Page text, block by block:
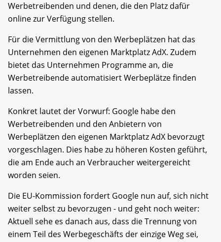
Werbetreibenden und denen, die den Platz dafür
online zur Verfügung stellen.
Für die Vermittlung von den Werbeplätzen hat das
Unternehmen den eigenen Marktplatz AdX. Zudem
bietet das Unternehmen Programme an, die
Werbetreibende automatisiert Werbeplätze finden
lassen.
Konkret lautet der Vorwurf: Google habe den
Werbetreibenden und den Anbietern von
Werbeplätzen den eigenen Marktplatz AdX bevorzugt
vorgeschlagen. Dies habe zu höheren Kosten geführt,
die am Ende auch an Verbraucher weitergereicht
worden seien.
Die EU-Kommission fordert Google nun auf, sich nicht
weiter selbst zu bevorzugen - und geht noch weiter:
Aktuell sehe es danach aus, dass die Trennung von
einem Teil des Werbegeschäfts der einzige Weg sei,